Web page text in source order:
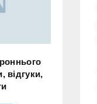
відгуки,